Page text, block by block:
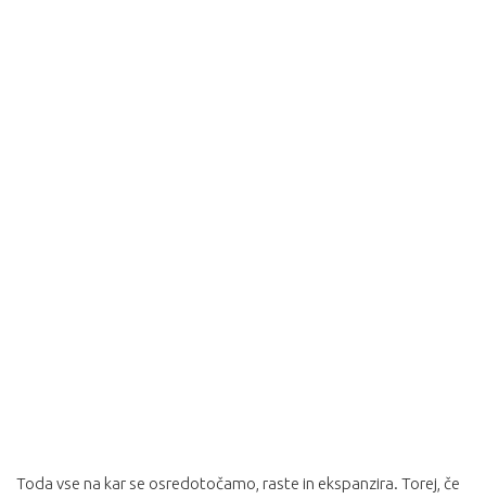
Toda vse na kar se osredotočamo, raste in ekspanzira. Torej, če